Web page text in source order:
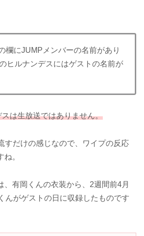
欄にJUMPメンバーの名前があり
ヒルナンデスにはゲストの名前が
は生放送ではありません。
すだけの感じなので、ワイプの反応
。
、有岡くんの衣装から、2週間前4月
んがゲストの日に収録したものです